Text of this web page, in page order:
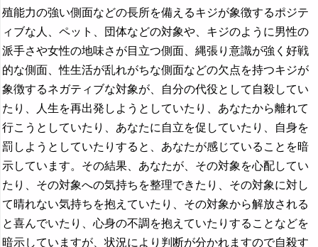
殖能力の強い側面などの長所を備えるキジが象徴するポジテ
ィブな人、ペット、団体などの対象や、キジのように男性の
派手さや女性の地味さが目立つ側面、縄張り意識が強く好戦
的な側面、性生活が乱れがちな側面などの欠点を持つキジが
象徴するネガティブな対象が、自分の代役として自殺してい
たり、人生を再出発しようとしていたり、あなたから離れて
行こうとしていたり、あなたに自立を促していたり、自身を
罰しようとしていたりすると、あなたが感じていることを暗
示しています。その結果、あなたが、その対象を心配してい
たり、その対象への気持ちを整理できたり、その対象に対し
て晴れない気持ちを抱えていたり、その対象から解放される
と喜んでいたり、心身の不調を抱えていたりすることなどを
暗示していますが、状況により判断が分かれますので自殺す